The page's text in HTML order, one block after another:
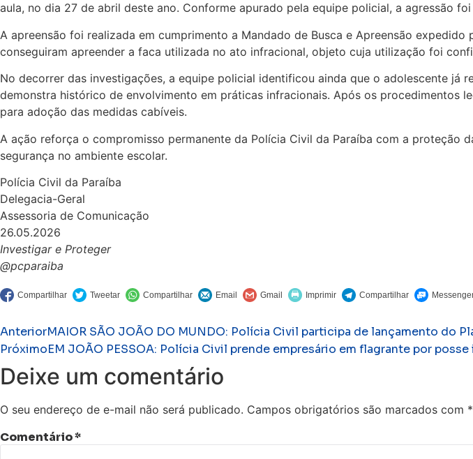
aula, no dia 27 de abril deste ano. Conforme apurado pela equipe policial, a agressão
A apreensão foi realizada em cumprimento a Mandado de Busca e Apreensão
conseguiram apreender a faca utilizada no ato infracional, objeto cuja utilização foi
No decorrer das investigações, a equipe policial identificou ainda que o adolescente
demonstra histórico de envolvimento em práticas infracionais. Após os procedimentos
para adoção das medidas cabíveis.
A ação reforça o compromisso permanente da Polícia Civil da Paraíba com a
segurança no ambiente escolar.
Polícia Civil da Paraíba
Delegacia-Geral
Assessoria de Comunicação
26.05.2026
Investigar e Proteger
@pcparaiba
AnteriorMAIOR SÃO JOÃO DO MUNDO: Polícia Civil participa de lançamento do
PróximoEM JOÃO PESSOA: Polícia Civil prende empresário em flagrante por
Deixe um comentário
O seu endereço de e-mail não será publicado. Campos obrigatórios são marcados com *
Comentário*